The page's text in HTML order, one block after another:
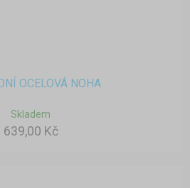
OCELOVÁ NOHA
Skladem
639,00 Kč